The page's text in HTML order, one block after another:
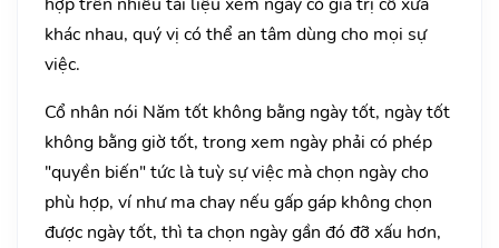
khác nhau, quý vị có thể an tâm dùng cho mọi sự
việc.
Cổ nhân nói Năm tốt không bằng ngày tốt, ngày tốt
không bằng giờ tốt, trong xem ngày phải có phép
"quyền biến" tức là tuỳ sự việc mà chọn ngày cho
phù hợp, ví như ma chay nếu gấp gáp không chọn
được ngày tốt, thì ta chọn ngày gần đó đỡ xấu hơn,